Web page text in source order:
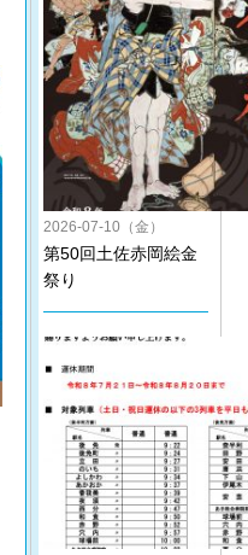
2026-07-10（金）
第50回土佐赤岡絵金
祭り